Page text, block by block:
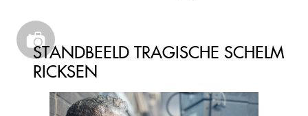
STANDBEELD TRAGISCHE SCHELM
RICKSEN